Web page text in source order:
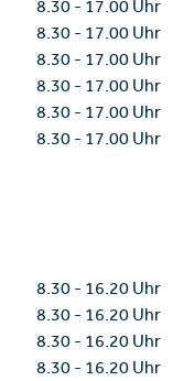
8.30 - 17.00 Uhr
8.30 - 17.00 Uhr
8.30 - 17.00 Uhr
8.30 - 17.00 Uhr
8.30 - 17.00 Uhr
8.30 - 17.00 Uhr
8.30 - 16.20 Uhr
8.30 - 16.20 Uhr
8.30 - 16.20 Uhr
8.30 - 16.20 Uhr